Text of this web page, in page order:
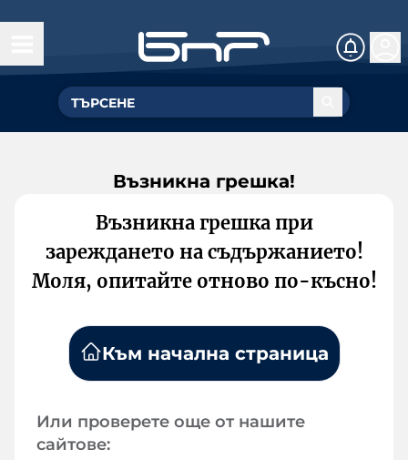
Възникна грешка!
Възникна грешка при
зареждането на съдържанието!
Моля, опитайте отново по-късно!
Към начална страница
Или проверете още от нашите
сайтове: